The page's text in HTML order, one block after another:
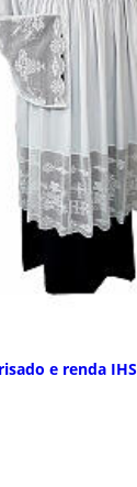
e renda IHS